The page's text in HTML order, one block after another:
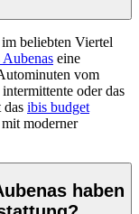
beliebten Viertel
Aubenas eine
vom
oder das
das ibis budget
moderner
haben